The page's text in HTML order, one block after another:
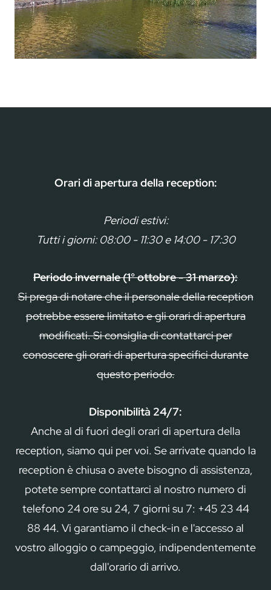
Orari di apertura della reception:
Periodi estivi:
Tutti i giorni: 08:00 - 11:30 e 14:00 - 17:30
Periodo invernale (1° ottobre - 31 marzo):
Si prega di notare che il personale della reception
potrebbe essere limitato e gli orari di apertura
modificati. Si consiglia di contattarci per
conoscere gli orari di apertura specifici durante
questo periodo.
Disponibilità 24/7:
Anche al di fuori degli orari di apertura della
reception, siamo qui per voi. Se arrivate quando la
reception è chiusa o avete bisogno di assistenza,
potete sempre contattarci al nostro numero di
telefono 24 ore su 24, 7 giorni su 7: +45 23 44
88 44. Vi garantiamo il check-in e l'accesso al
vostro alloggio o campeggio, indipendentemente
dall'orario di arrivo.